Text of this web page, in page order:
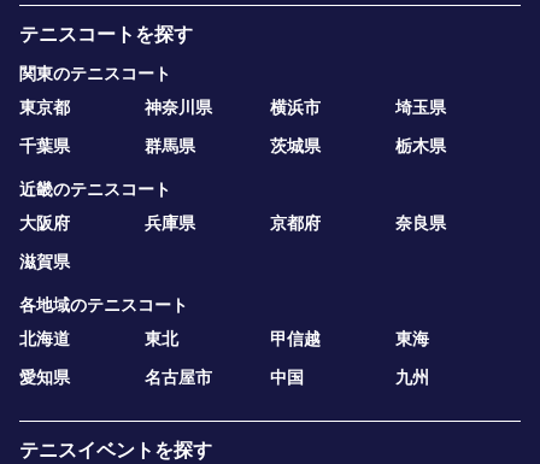
テニスコートを探す
関東のテニスコート
東京都
神奈川県 横浜市
埼玉県
千葉県
群馬県 茨城県 栃木県
近畿のテニスコート
大阪府
兵庫県 京都府
奈良県
滋賀県
各地域のテニスコート
北海道
東北 甲信越
東海
愛知県
名古屋市 中国 九州
テニスイベントを探す